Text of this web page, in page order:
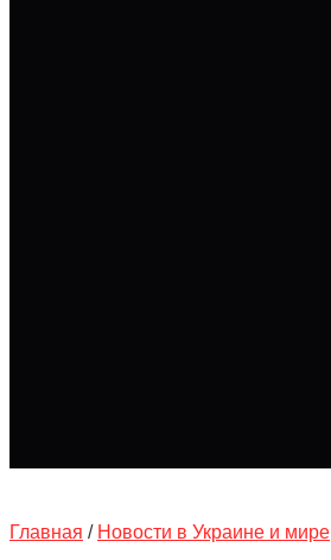
Главная / Новости в Украине и мире